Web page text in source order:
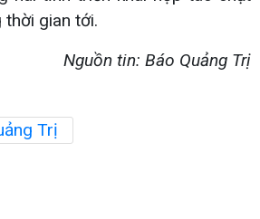
gian tới.
Nguồn tin: Báo Quảng Trị
Trị